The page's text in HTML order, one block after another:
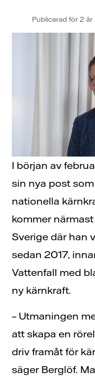
Publicerad för 2
I början av
sin nya post
nationella
kommer
Sverige där han
sedan 2017,
Vattenfall med
ny kärnkraft.
– Utmaningen
att skapa en
driv framåt för
säger Berglöf.